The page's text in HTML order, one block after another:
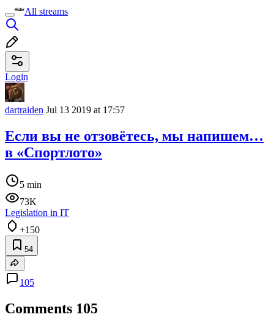
All streams
Login
dartraiden Jul 13 2019 at 17:57
Если вы не отзовётесь, мы напишем…
в «Спортлото»
5 min
73K
Legislation in IT
+150
54
105
Comments 105